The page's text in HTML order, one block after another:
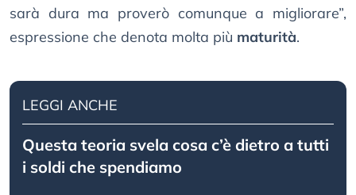
sarà dura ma proverò comunque a migliorare”,
espressione che denota molta più maturità.
LEGGI ANCHE
Questa teoria svela cosa c’è dietro a tutti
i soldi che spendiamo